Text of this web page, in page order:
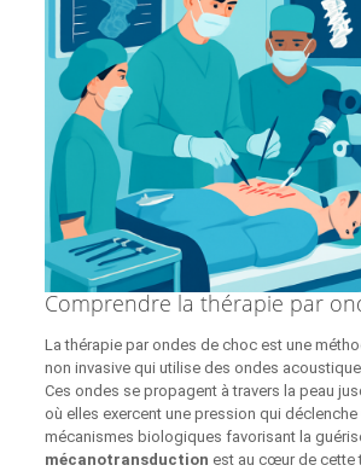
Comprendre la thérapie par
La thérapie par ondes de choc est une
non invasive qui utilise des ondes
Ces ondes se propagent à travers la peau
où elles exercent une pression qui déclenche
mécanismes biologiques favorisant la
mécanotransduction est au cœur de cette